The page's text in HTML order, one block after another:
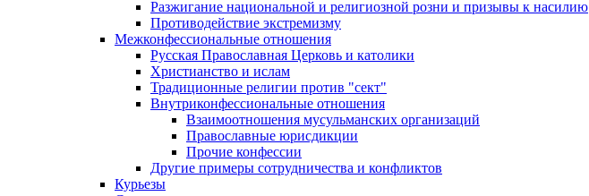
Разжигание национальной и религиозной розни и призывы к насилию
Противодействие экстремизму
Межконфессиональные отношения
Русская Православная Церковь и католики
Христианство и ислам
Традиционные религии против "сект"
Внутриконфессиональные отношения
Взаимоотношения мусульманских организаций
Православные юрисдикции
Прочие конфессии
Другие примеры сотрудничества и конфликтов
Курьезы